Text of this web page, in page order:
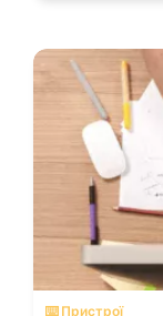
⌨️ Пристрої